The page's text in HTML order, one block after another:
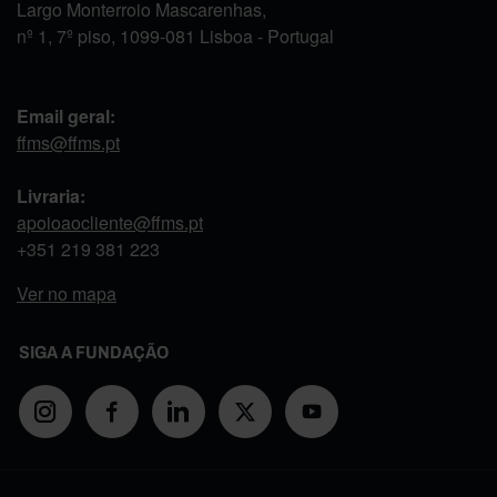
Largo Monterroio Mascarenhas,
nº 1, 7º piso, 1099-081 Lisboa - Portugal
Email geral:
ffms@ffms.pt
Livraria:
apoioaocliente@ffms.pt
+351 219 381 223
Ver no mapa
SIGA A FUNDAÇÃO